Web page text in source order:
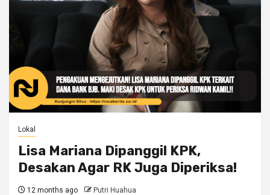
Lokal
Lisa Mariana Dipanggil KPK,
Desakan Agar RK Juga Diperiksa!
12 months ago Putri Huahua